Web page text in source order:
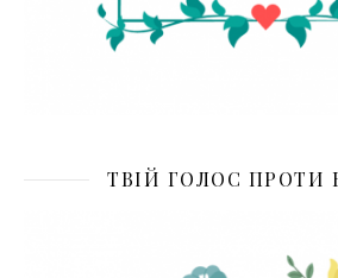
ТВІЙ ГОЛОС ПРОТИ